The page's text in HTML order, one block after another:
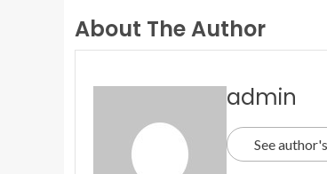
About The Author
admin
See